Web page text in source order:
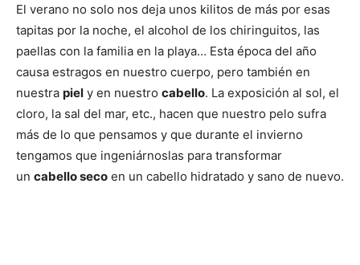
El verano no solo nos deja unos kilitos de más por esas
tapitas por la noche, el alcohol de los chiringuitos, las
paellas con la familia en la playa… Esta época del año
causa estragos en nuestro cuerpo, pero también en
nuestra piel y en nuestro cabello. La exposición al sol, el
cloro, la sal del mar, etc., hacen que nuestro pelo sufra
más de lo que pensamos y que durante el invierno
tengamos que ingeniárnoslas para transformar
un cabello seco en un cabello hidratado y sano de nuevo.